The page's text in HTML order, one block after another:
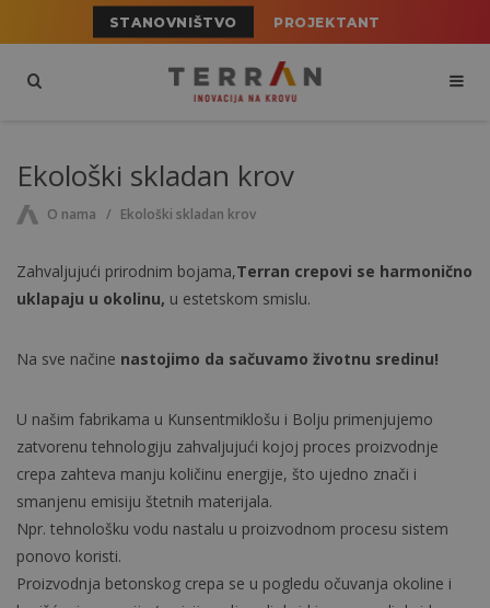
STANOVNIŠTVO PROJEKTANT
Ekološki skladan krov
O nama Ekološki skladan krov
Zahvaljujući prirodnim bojama,Terran crepovi se harmonično
uklapaju u okolinu, u estetskom smislu.
Na sve načine nastojimo da sačuvamo životnu sredinu!
U našim fabrikama u Kunsentmiklošu i Bolju primenjujemo
zatvorenu tehnologiju zahvaljujući kojoj proces proizvodnje
crepa zahteva manju količinu energije, što ujedno znači i
smanjenu emisiju štetnih materijala.
Npr. tehnološku vodu nastalu u proizvodnom procesu sistem
ponovo koristi.
Proizvodnja betonskog crepa se u pogledu očuvanja okoline i